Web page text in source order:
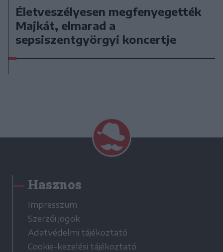
Életveszélyesen megfenyegették
Majkát, elmarad a
sepsiszentgyörgyi koncertje
Hasznos
Impresszum
Szerzői jogok
Adatvédelmi tájékoztató
Cookie-kezelési tájékoztató